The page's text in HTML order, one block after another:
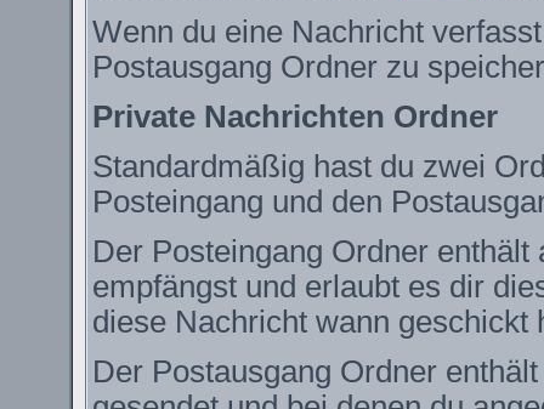
Wenn du eine Nachricht
Postausgang Ordner zu
Private Nachrichten Ordner
Standardmäßig hast du zwei
Posteingang und den
Der Posteingang Ordner
empfängst und erlaubt es dir
diese Nachricht wann geschickt
Der Postausgang Ordner